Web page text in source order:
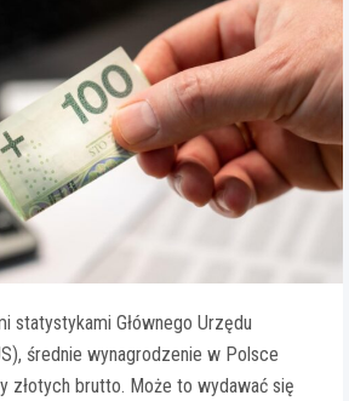
statystykami Głównego Urzędu
średnie wynagrodzenie w Polsce
złotych brutto. Może to wydawać się